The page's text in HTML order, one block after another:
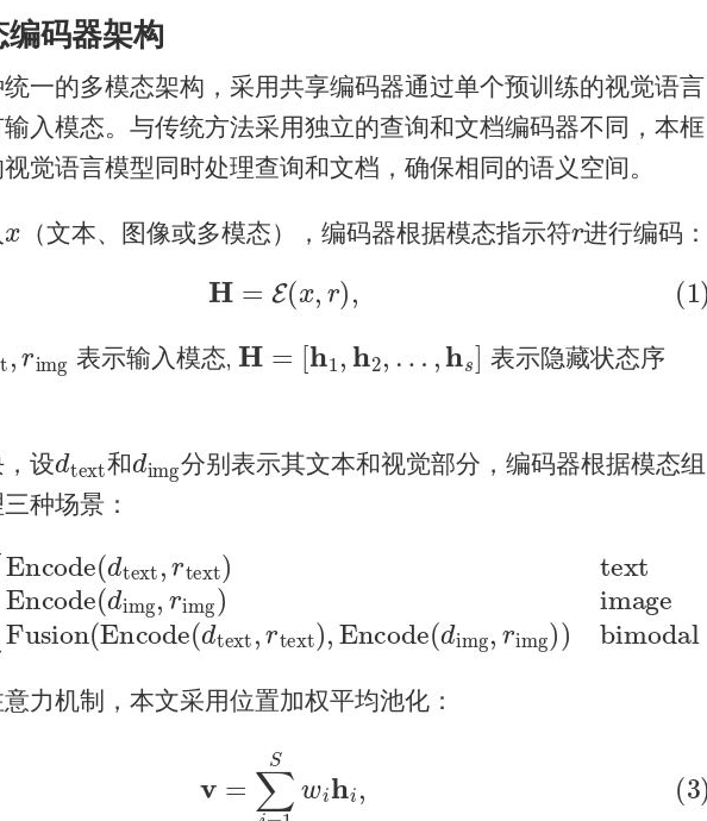
码器架构
一的多模态架构，采用共享编码器通过单个预训练的视觉语言
入模态。与传统方法采用独立的查询和文档编码器不同，本框
觉语言模型同时处理查询和文档，确保相同的语义空间。
（文本、图像或多模态），编码器根据模态指示符 进行编码：
(1) H =E(x r),
表示输入模态,
H= h1, 2,
表示隐藏状态序
设
d
text
和
d
img
分别表示其文本和视觉部分，编码器根据模态组
种场景：
text) textEncode ( Encode
text ,rtext ),Encode
力机制，本文采用位置加权平均池化：
i=